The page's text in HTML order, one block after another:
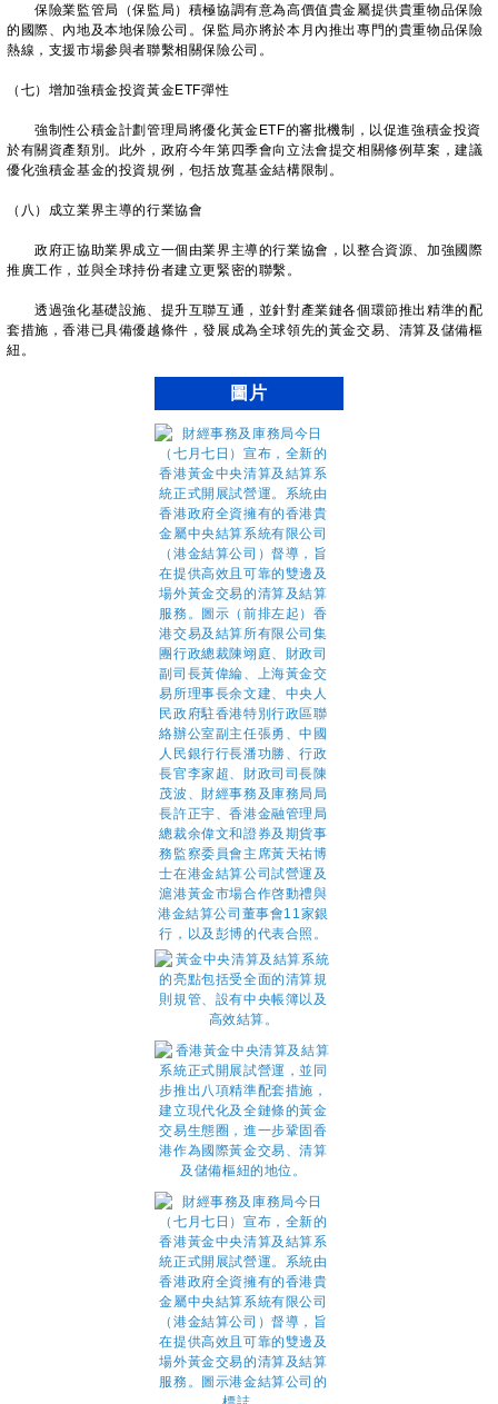
保險業監管局（保監局）積極協調有意為高價值貴金屬提供貴重物品保險
的國際、內地及本地保險公司。保監局亦將於本月內推出專門的貴重物品保險
熱線，支援市場參與者聯繫相關保險公司。
（七）增加強積金投資黃金ETF彈性
強制性公積金計劃管理局將優化黃金ETF的審批機制，以促進強積金投資
於有關資產類別。此外，政府今年第四季會向立法會提交相關修例草案，建議
優化強積金基金的投資規例，包括放寬基金結構限制。
（八）成立業界主導的行業協會
政府正協助業界成立一個由業界主導的行業協會，以整合資源、加強國際
推廣工作，並與全球持份者建立更緊密的聯繫。
透過強化基礎設施、提升互聯互通，並針對產業鏈各個環節推出精準的配
套措施，香港已具備優越條件，發展成為全球領先的黃金交易、清算及儲備樞
紐。
圖片